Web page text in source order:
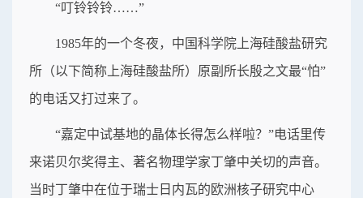
“叮铃铃铃……”
1985年的一个冬夜，中国科学院上海硅酸盐研究
所（以下简称上海硅酸盐所）原副所长殷之文最“怕”
的电话又打过来了。
“嘉定中试基地的晶体长得怎么样啦？”电话里传
来诺贝尔奖得主、著名物理学家丁肇中关切的声音。
当时丁肇中在位于瑞士日内瓦的欧洲核子研究中心